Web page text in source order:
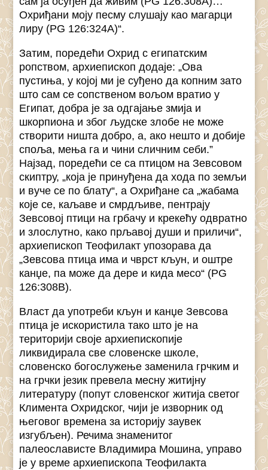
Охриђани моју песму слушају као магарци
лиру (PG 126:324А)“.
Затим, поредећи Охрид с египатским
ропством, архиепископ додаје: „Ова
пустиња, у којој ми је суђено да копним зато
што сам се сопственом вољом вратио у
Египат, добра је за одгајање змија и
шкорпиона и због људске злобе не може
створити ништа добро, а, ако нешто и добије
споља, мења га и чини сличним себи.”
Најзад, поредећи се са птицом на Зевсовом
скиптру, „која је принуђена да хода по земљи
и вуче се по блату“, а Охриђане са „жабама
које се, каљаве и смрдљиве, пентрају
Зевсовој птици на грбачу и крекећу одвратно
и злослутно, како прљавој души и приличи“,
архиепископ Теофилакт упозорава да
„Зевсова птица има и чврст кљун, и оштре
канџе, па може да дере и кида месо“ (PG
126:308B).
Власт да употреби кљун и канџе Зевсова
птица је искористила тако што је на
територији своје архиепископије
ликвидирала све словенске школе,
словенско богослужење заменила грчким и
на грчки језик превела месну житијну
литературу (попут словенског житија светог
Климента Охридског, чији је изворник од
његовог времена за историју заувек
изгубљен). Речима знаменитог
палеослависте Владимира Мошина, управо
је у време архиепископа Теофилакта